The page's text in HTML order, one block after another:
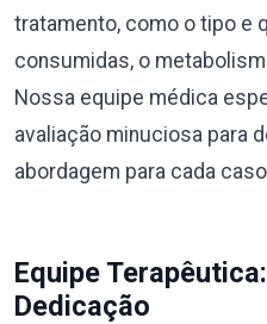
tratamento, como o tipo e
consumidas, o
Nossa equipe médica
avaliação minuciosa para
abordagem para cada
Equipe
Dedicação